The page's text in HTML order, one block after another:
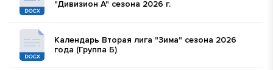
"Дивизион А" сезона 2026 г.
Календарь Вторая лига "Зима" сезона 2026
года (Группа Б)